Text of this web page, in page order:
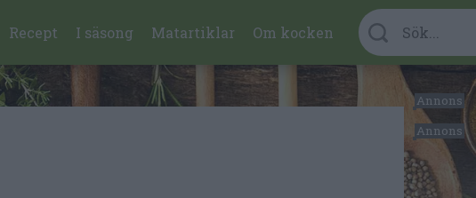
Recept I säsong Matartiklar Om kocken